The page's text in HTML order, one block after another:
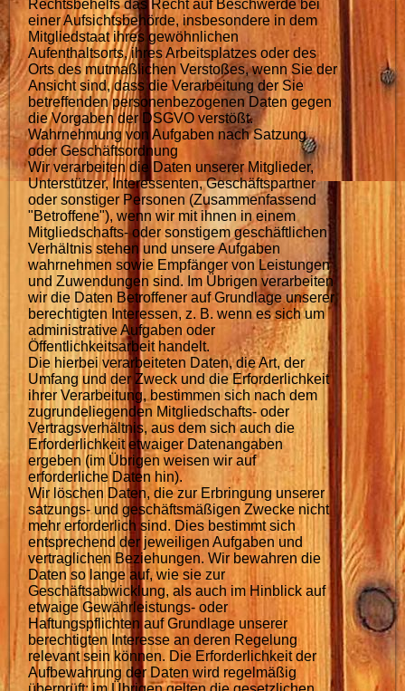
Rechtsbehelfs das Recht auf Beschwerde bei
einer Aufsichtsbehörde, insbesondere in dem
Mitgliedstaat ihres gewöhnlichen
Aufenthaltsorts, ihres Arbeitsplatzes oder des
Orts des mutmaßlichen Verstoßes, wenn Sie der
Ansicht sind, dass die Verarbeitung der Sie
betreffenden personenbezogenen Daten gegen
die Vorgaben der DSGVO verstößt.
Wahrnehmung von Aufgaben nach Satzung
oder Geschäftsordnung
Wir verarbeiten die Daten unserer Mitglieder,
Unterstützer, Interessenten, Geschäftspartner
oder sonstiger Personen (Zusammenfassend
"Betroffene"), wenn wir mit ihnen in einem
Mitgliedschafts- oder sonstigem geschäftlichen
Verhältnis stehen und unsere Aufgaben
wahrnehmen sowie Empfänger von Leistungen
und Zuwendungen sind. Im Übrigen verarbeiten
wir die Daten Betroffener auf Grundlage unserer
berechtigten Interessen, z. B. wenn es sich um
administrative Aufgaben oder
Öffentlichkeitsarbeit handelt.
Die hierbei verarbeiteten Daten, die Art, der
Umfang und der Zweck und die Erforderlichkeit
ihrer Verarbeitung, bestimmen sich nach dem
zugrundeliegenden Mitgliedschafts- oder
Vertragsverhältnis, aus dem sich auch die
Erforderlichkeit etwaiger Datenangaben
ergeben (im Übrigen weisen wir auf
erforderliche Daten hin).
Wir löschen Daten, die zur Erbringung unserer
satzungs- und geschäftsmäßigen Zwecke nicht
mehr erforderlich sind. Dies bestimmt sich
entsprechend der jeweiligen Aufgaben und
vertraglichen Beziehungen. Wir bewahren die
Daten so lange auf, wie sie zur
Geschäftsabwicklung, als auch im Hinblick auf
etwaige Gewährleistungs- oder
Haftungspflichten auf Grundlage unserer
berechtigten Interesse an deren Regelung
relevant sein können. Die Erforderlichkeit der
Aufbewahrung der Daten wird regelmäßig